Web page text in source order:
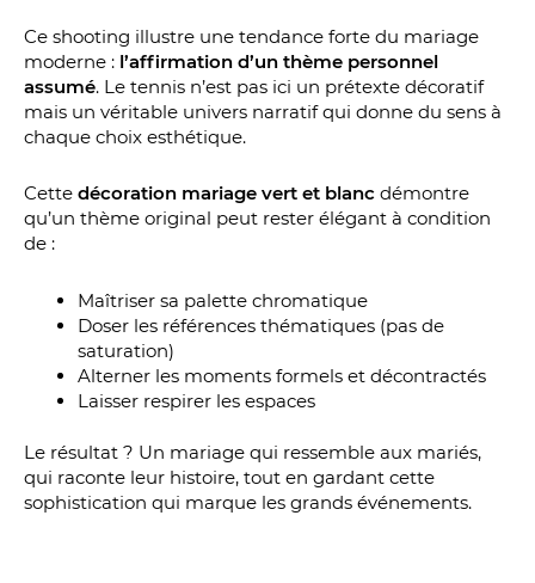
Ce shooting illustre une tendance forte du mariage
moderne : l’affirmation d’un thème personnel
assumé. Le tennis n’est pas ici un prétexte décoratif
mais un véritable univers narratif qui donne du sens à
chaque choix esthétique.
Cette décoration mariage vert et blanc démontre
qu’un thème original peut rester élégant à condition
de :
Maîtriser sa palette chromatique
Doser les références thématiques (pas de
saturation)
Alterner les moments formels et décontractés
Laisser respirer les espaces
Le résultat ? Un mariage qui ressemble aux mariés,
qui raconte leur histoire, tout en gardant cette
sophistication qui marque les grands événements.